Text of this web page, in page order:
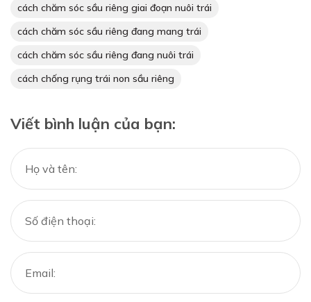
cách chăm sóc sầu riêng giai đoạn nuôi trái
cách chăm sóc sầu riêng đang mang trái
cách chăm sóc sầu riêng đang nuôi trái
cách chống rụng trái non sầu riêng
Viết bình luận của bạn: